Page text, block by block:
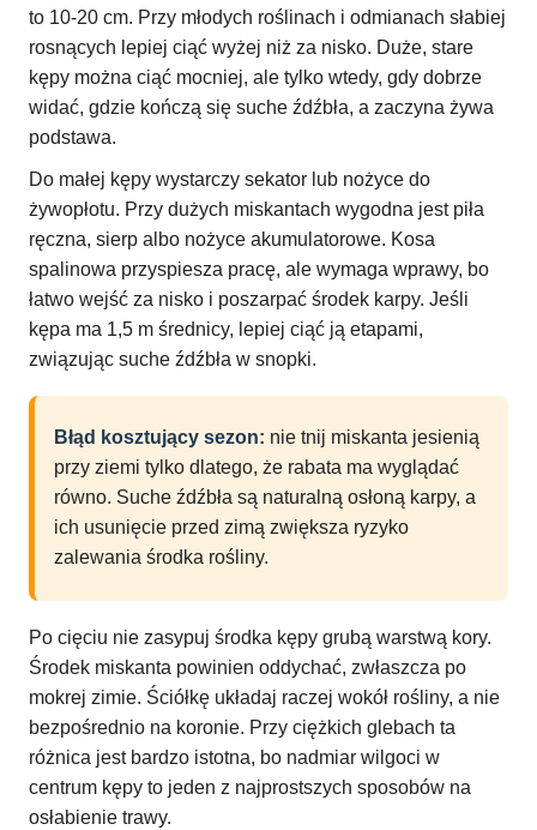
to 10-20 cm. Przy młodych roślinach i odmianach słabiej
rosnących lepiej ciąć wyżej niż za nisko. Duże, stare
kępy można ciąć mocniej, ale tylko wtedy, gdy dobrze
widać, gdzie kończą się suche źdźbła, a zaczyna żywa
podstawa.
Do małej kępy wystarczy sekator lub nożyce do
żywopłotu. Przy dużych miskantach wygodna jest piła
ręczna, sierp albo nożyce akumulatorowe. Kosa
spalinowa przyspiesza pracę, ale wymaga wprawy, bo
łatwo wejść za nisko i poszarpać środek karpy. Jeśli
kępa ma 1,5 m średnicy, lepiej ciąć ją etapami,
związując suche źdźbła w snopki.
Błąd kosztujący sezon: nie tnij miskanta jesienią
przy ziemi tylko dlatego, że rabata ma wyglądać
równo. Suche źdźbła są naturalną osłoną karpy, a
ich usunięcie przed zimą zwiększa ryzyko
zalewania środka rośliny.
Po cięciu nie zasypuj środka kępy grubą warstwą kory.
Środek miskanta powinien oddychać, zwłaszcza po
mokrej zimie. Ściółkę układaj raczej wokół rośliny, a nie
bezpośrednio na koronie. Przy ciężkich glebach ta
różnica jest bardzo istotna, bo nadmiar wilgoci w
centrum kępy to jeden z najprostszych sposobów na
osłabienie trawy.